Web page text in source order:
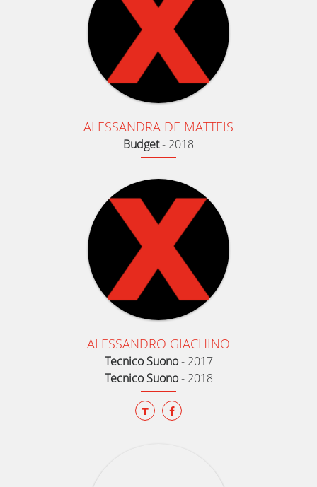
ALESSANDRA DE MATTEIS
Budget- 2018
ALESSANDRO GIACHINO
Tecnico Suono- 2017
Tecnico Suono- 2018